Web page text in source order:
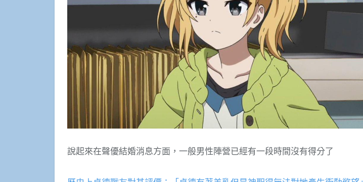
說起來在聲優結婚消息方面，一般男性陣營已經有一段時間沒有得分了